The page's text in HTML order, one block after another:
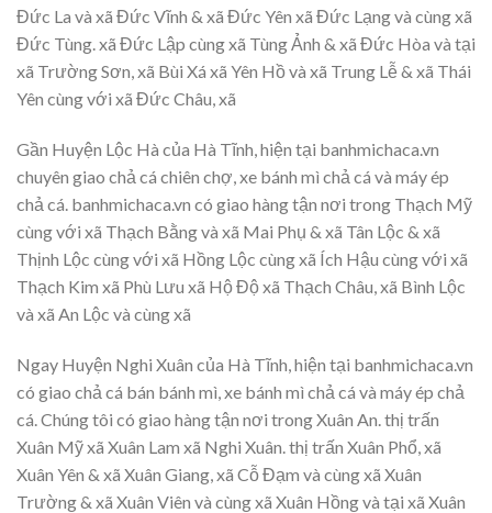
Đức La và xã Đức Vĩnh & xã Đức Yên xã Đức Lạng và cùng xã
Đức Tùng. xã Đức Lập cùng xã Tùng Ảnh & xã Đức Hòa và tại
xã Trường Sơn, xã Bùi Xá xã Yên Hồ và xã Trung Lễ & xã Thái
Yên cùng với xã Đức Châu, xã
Gần Huyện Lộc Hà của Hà Tĩnh, hiện tại banhmichaca.vn
chuyên giao chả cá chiên chợ, xe bánh mì chả cá và máy ép
chả cá. banhmichaca.vn có giao hàng tận nơi trong Thạch Mỹ
cùng với xã Thạch Bằng và xã Mai Phụ & xã Tân Lộc & xã
Thịnh Lộc cùng với xã Hồng Lộc cùng xã Ích Hậu cùng với xã
Thạch Kim xã Phù Lưu xã Hộ Độ xã Thạch Châu, xã Bình Lộc
và xã An Lộc và cùng xã
Ngay Huyện Nghi Xuân của Hà Tĩnh, hiện tại banhmichaca.vn
có giao chả cá bán bánh mì, xe bánh mì chả cá và máy ép chả
cá. Chúng tôi có giao hàng tận nơi trong Xuân An. thị trấn
Xuân Mỹ xã Xuân Lam xã Nghi Xuân. thị trấn Xuân Phổ, xã
Xuân Yên & xã Xuân Giang, xã Cỗ Đạm và cùng xã Xuân
Trường & xã Xuân Viên và cùng xã Xuân Hồng và tại xã Xuân